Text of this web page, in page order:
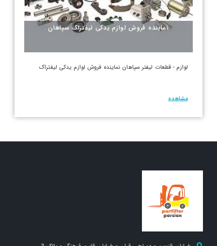
نماینده فروش لوازم یدکی لیفتراک سپاهان
لوازم - قطعات لیفتر سپاهان نماینده فروش لوازم یدکی لیفتراک
مشاهده